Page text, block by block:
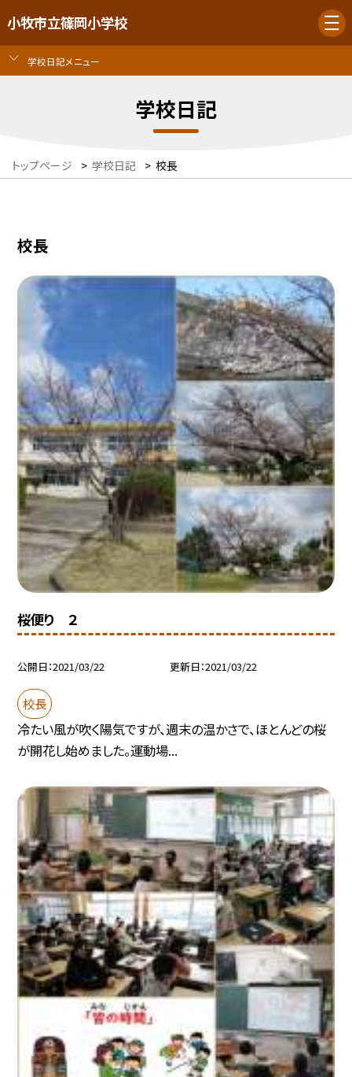
小牧市立篠岡小学校
学校日記メニュー
学校日記
トップページ > 学校日記 > 校長
校長
桜便り ２
公開日 2021/03/22 更新日 2021/03/22
校長
冷たい風が吹く陽気ですが、週末の温かさで、ほとんどの桜
が開花し始めました。運動場...